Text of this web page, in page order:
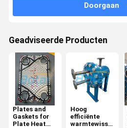
Doorgaan
Geadviseerde Producten
Plates and
Gaskets for
Plate Heat
Hoog
efficiënte
warmtewisselaars